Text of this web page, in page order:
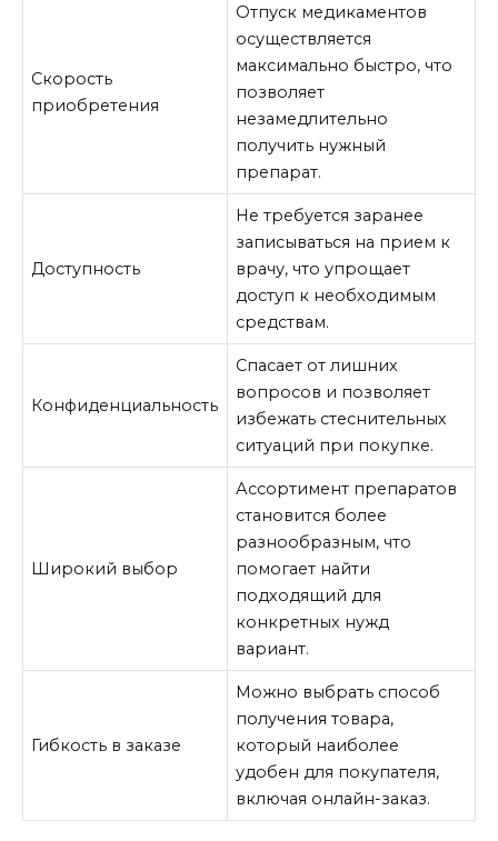
Скорость
приобретения
Отпуск медикаментов
осуществляется
максимально быстро, что
позволяет
незамедлительно
получить нужный
препарат.
Доступность
Не требуется заранее
записываться на прием к
врачу, что упрощает
доступ к необходимым
средствам.
Конфиденциальность
Спасает от лишних
вопросов и позволяет
избежать стеснительных
ситуаций при покупке.
Широкий выбор
Ассортимент препаратов
становится более
разнообразным, что
помогает найти
подходящий для
конкретных нужд
вариант.
Гибкость в заказе
Можно выбрать способ
получения товара,
который наиболее
удобен для покупателя,
включая онлайн-заказ.